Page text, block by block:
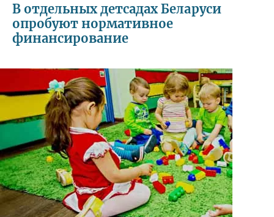
В отдельных детсадах Беларуси
опробуют нормативное
финансирование